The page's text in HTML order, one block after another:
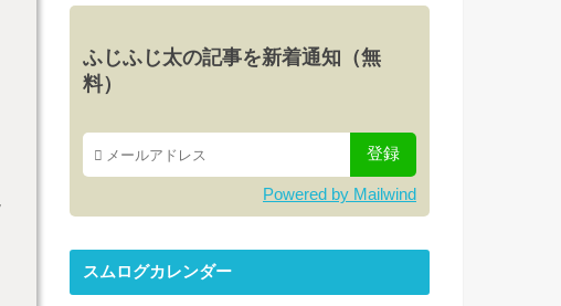
ふじふじ太の記事を新着通知（無
料）
Powered by Mailwind
スムログカレンダー